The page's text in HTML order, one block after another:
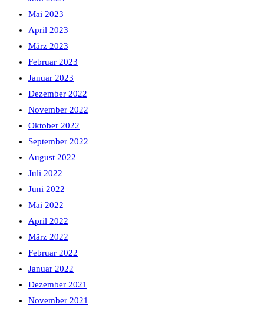
Mai 2023
April 2023
März 2023
Februar 2023
Januar 2023
Dezember 2022
November 2022
Oktober 2022
September 2022
August 2022
Juli 2022
Juni 2022
Mai 2022
April 2022
März 2022
Februar 2022
Januar 2022
Dezember 2021
November 2021